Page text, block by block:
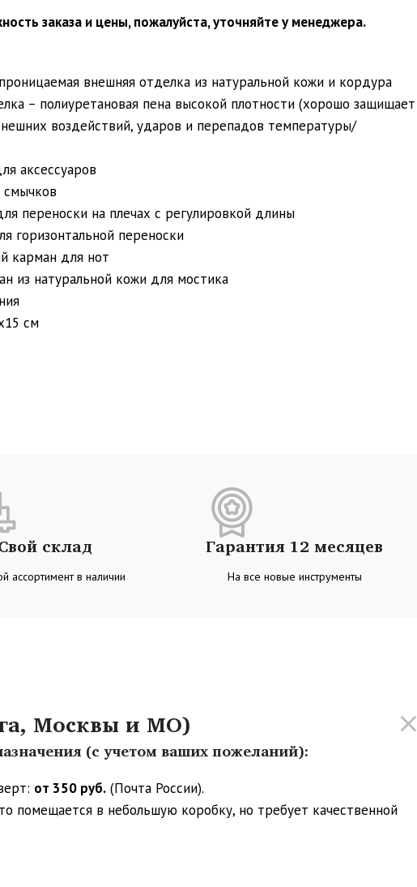
заказа и цены, пожалуйста, уточняйте у менеджера.
внешняя отделка из натуральной кожи и кордура
– полиуретановая пена высокой плотности (хорошо защищает
воздействий, ударов и перепадов температуры/
аксессуаров
смычков
переноски на плечах с регулировкой длины
горизонтальной переноски
карман для нот
из натуральной кожи для мостика
см
склад
ассортимент в наличии
Гарантия 12 месяцев
На все новые инструменты
Москвы и МО)
(с учетом ваших пожеланий):
от 350 руб. (Почта России).
помещается в небольшую коробку, но требует качественной